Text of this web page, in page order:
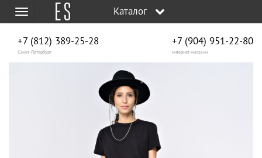
Меню Каталог
+7 (812) 389-25-28
Санкт-Петербург
+7 (904) 951‑22‑80
интернет-магазин